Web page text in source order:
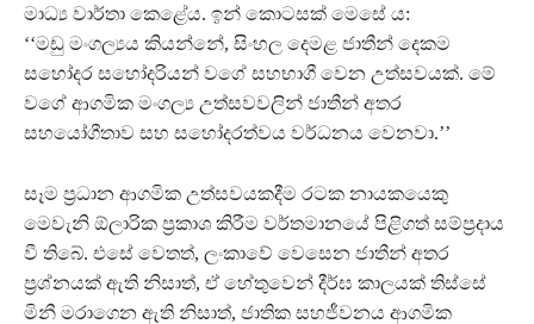
මාධ්‍ය වාර්තා කෙළේය. ඉන් කොටසක් මෙසේ ය:
‘‘මඩු මංගල්‍යය කියන්නේ, සිංහල දෙමළ ජාතීන් දෙකම
සහෝදර සහෝදරියන් වගේ සහභාගී වෙන උත්සවයක්. මේ
වගේ ආගමික මංගල්‍ය උත්සවවලින් ජාතීන් අතර
සහයෝගීතාව සහ සහෝදරත්වය වර්ධනය වෙනවා.’’
සෑම ප‍්‍රධාන ආගමික උත්සවයකදීම රටක නායකයෙකු
මෙවැනි ඕලාරික ප‍්‍රකාශ කිරීම වර්තමානයේ පිළිගත් සම්ප‍්‍රදාය
වී තිබේ. එසේ වෙතත්, ලංකාවේ වෙසෙන ජාතීන් අතර
ප‍්‍රශ්නයක් ඇති නිසාත්, ඒ හේතුවෙන් දීර්ඝ කාලයක් තිස්සේ
මිනී මරාගෙන ඇති නිසාත්, ජාතික සහජීවනය ආගමික